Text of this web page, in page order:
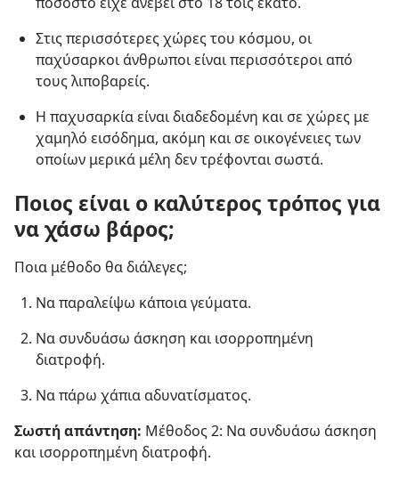
Στις περισσότερες χώρες του κόσμου, οι
παχύσαρκοι άνθρωποι είναι περισσότεροι από
τους λιποβαρείς.
Η παχυσαρκία είναι διαδεδομένη και σε χώρες με
χαμηλό εισόδημα, ακόμη και σε οικογένειες των
οποίων μερικά μέλη δεν τρέφονται σωστά.
Ποιος είναι ο καλύτερος τρόπος για
να χάσω βάρος;
Ποια μέθοδο θα διάλεγες;
Να παραλείψω κάποια γεύματα.
Να συνδυάσω άσκηση και ισορροπημένη
διατροφή.
Να πάρω χάπια αδυνατίσματος.
Σωστή απάντηση: Μέθοδος 2: Να συνδυάσω άσκηση
και ισορροπημένη διατροφή.